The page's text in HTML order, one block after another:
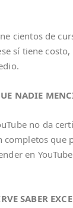
cientos de
sí tiene
NADIE
no da
que
en
SABER